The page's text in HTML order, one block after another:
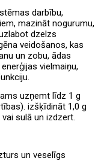
darbību,
mazināt nogurumu,
dzelzs
veidošanos, kas
un zobu, ādas
vielmaiņu,
uzņemt līdz 1 g
izšķīdināt 1,0 g
sulā un izdzert.
un veselīgs